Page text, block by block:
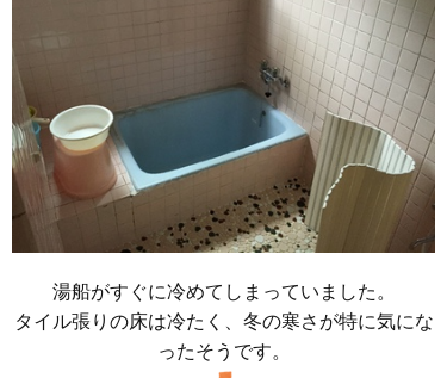
湯船がすぐに冷めてしまっていました。
タイル張りの床は冷たく、冬の寒さが特に気にな
ったそうです。